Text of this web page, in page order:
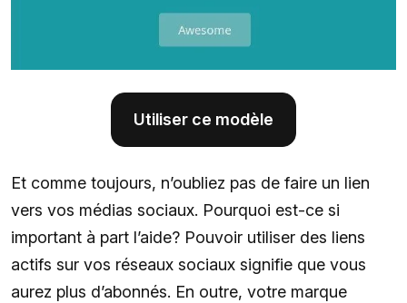
Utiliser ce modèle
Et comme toujours, n’oubliez pas de faire un lien
vers vos médias sociaux. Pourquoi est-ce si
important à part l’aide? Pouvoir utiliser des liens
actifs sur vos réseaux sociaux signifie que vous
aurez plus d’abonnés. En outre, votre marque